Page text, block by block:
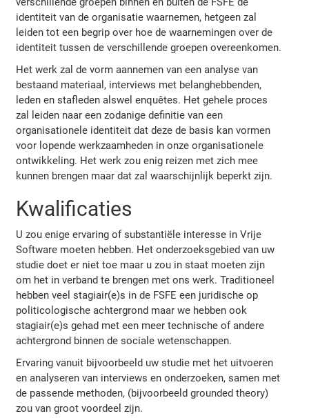
identiteit van de organisatie waarnemen, hetgeen zal
leiden tot een begrip over hoe de waarnemingen over de
identiteit tussen de verschillende groepen overeenkomen.
Het werk zal de vorm aannemen van een analyse van
bestaand materiaal, interviews met belanghebbenden,
leden en stafleden alswel enquêtes. Het gehele proces
zal leiden naar een zodanige definitie van een
organisationele identiteit dat deze de basis kan vormen
voor lopende werkzaamheden in onze organisationele
ontwikkeling. Het werk zou enig reizen met zich mee
kunnen brengen maar dat zal waarschijnlijk beperkt zijn.
Kwalificaties
U zou enige ervaring of substantiële interesse in Vrije
Software moeten hebben. Het onderzoeksgebied van uw
studie doet er niet toe maar u zou in staat moeten zijn
om het in verband te brengen met ons werk. Traditioneel
hebben veel stagiair(e)s in de FSFE een juridische op
politicologische achtergrond maar we hebben ook
stagiair(e)s gehad met een meer technische of andere
achtergrond binnen de sociale wetenschappen.
Ervaring vanuit bijvoorbeeld uw studie met het uitvoeren
en analyseren van interviews en onderzoeken, samen met
de passende methoden, (bijvoorbeeld grounded theory)
zou van groot voordeel zijn.